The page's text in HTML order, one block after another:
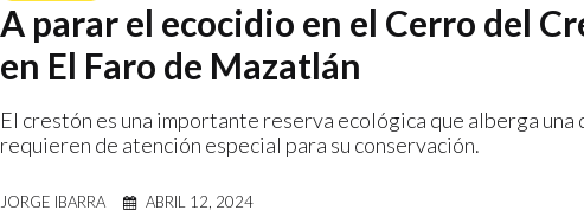
A parar el ecocidio en el Cerro del
en El Faro de Mazatlán
El crestón es una importante reserva ecológica que alberga
requieren de atención especial para su conservación.
JORGE IBARRA ABRIL 12, 2024